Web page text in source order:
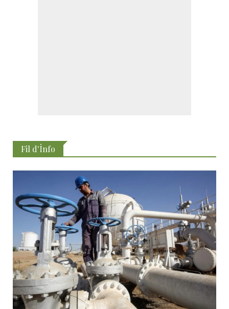
Fil d'İnfo